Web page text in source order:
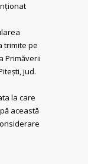
trimite pe
Primăverii
jud.
la care
această